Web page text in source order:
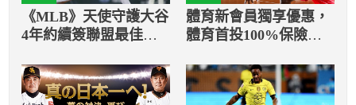
《MLB》天使守護大谷
4年約續簽聯盟最佳陣
體育新會員獨享優惠，
體育首投100%保險返